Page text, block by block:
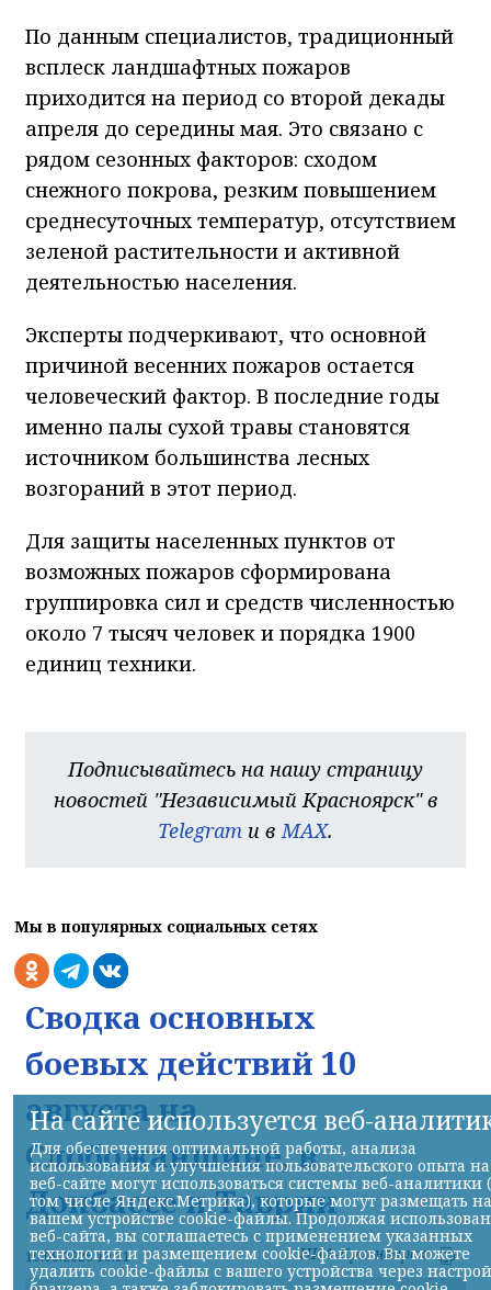
По данным специалистов, традиционный
всплеск ландшафтных пожаров
приходится на период со второй декады
апреля до середины мая. Это связано с
рядом сезонных факторов: сходом
снежного покрова, резким повышением
среднесуточных температур, отсутствием
зеленой растительности и активной
деятельностью населения.
Эксперты подчеркивают, что основной
причиной весенних пожаров остается
человеческий фактор. В последние годы
именно палы сухой травы становятся
источником большинства лесных
возгораний в этот период.
Для защиты населенных пунктов от
возможных пожаров сформирована
группировка сил и средств численностью
около 7 тысяч человек и порядка 1900
единиц техники.
Подписывайтесь на нашу страницу
новостей "Независимый Красноярск" в
Telegram и вMAX.
Мы в популярных социальных сетях
Сводка основных
боевых действий 10
августа на
Слобожанщине, в
Донбассе и Таврии
10.08.2026 19:11 НИА-Красноярск
На сайте используется веб-
Для обеспечения оптимальной работы, анализа
использования и улучшения пользовательского опыта на
веб-сайте могут использоваться системы веб-аналитики
том числе Яндекс.Метрика), которые могут размещать на
вашем устройстве cookie-файлы. Продолжая
веб-сайта, вы соглашаетесь с применением указанных
технологий и размещением cookie-файлов. Вы можете
удалить cookie-файлы с вашего устройства через